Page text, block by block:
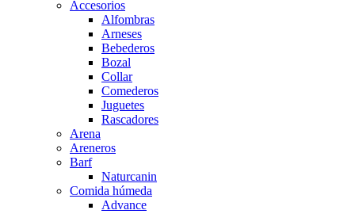
Accesorios
Alfombras
Arneses
Bebederos
Bozal
Collar
Comederos
Juguetes
Rascadores
Arena
Areneros
Barf
Naturcanin
Comida húmeda
Advance